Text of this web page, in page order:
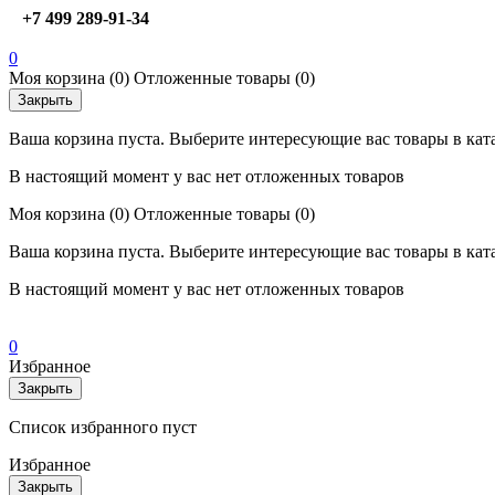
+7 499 289-91-34
0
Моя корзина (0) Отложенные товары (0)
Закрыть
Ваша корзина пуста. Выберите интересующие вас товары в
В настоящий момент у вас нет отложенных товаров
Моя корзина (0) Отложенные товары (0)
Ваша корзина пуста. Выберите интересующие вас товары в
В настоящий момент у вас нет отложенных товаров
0
Избранное
Закрыть
Список избранного пуст
Избранное
Закрыть